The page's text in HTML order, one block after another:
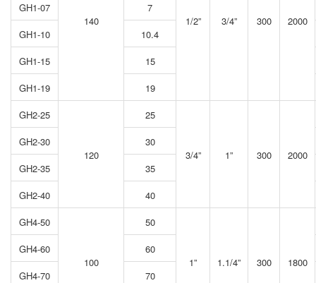
140 1/2” 3/4” 300 2000
GH1-07
7
GH1-10
10.4
GH1-15
15
GH1-19
19
GH2-25
120
25
3/4” 1” 300 2000
GH2-30
30
GH2-35
35
GH2-40
40
GH4-50
100
50
1” 1.1/4” 300 1800
GH4-60
60
GH4-70
70